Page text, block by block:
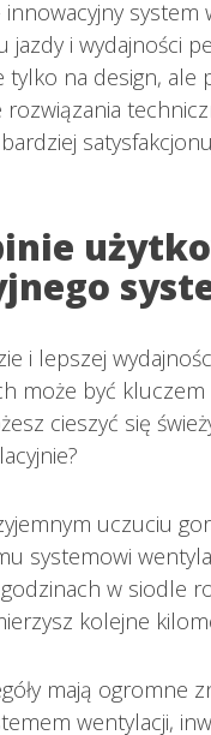
innowacyjny
i wydajności
tylko na design, ale
i lepszej
może być
cieszyć się
uczuciu
systemowi
w siodle
kolejne
mają
wentylacji,